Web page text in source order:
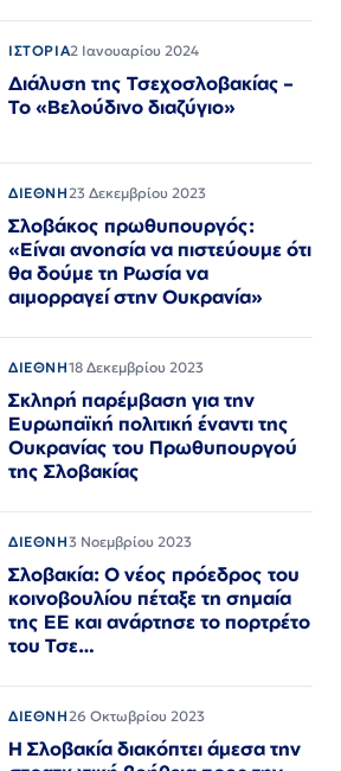
ΙΣΤΟΡΙΑ2 Ιανουαρίου 2024
Διάλυση της Τσεχοσλοβακίας –
Το «Βελούδινο διαζύγιο»
ΔΙΕΘΝΗ23 Δεκεμβρίου 2023
Σλοβάκος πρωθυπουργός:
«Είναι ανοησία να πιστεύουμε ότι
θα δούμε τη Ρωσία να
αιμορραγεί στην Ουκρανία»
ΔΙΕΘΝΗ18 Δεκεμβρίου 2023
Σκληρή παρέμβαση για την
Ευρωπαϊκή πολιτική έναντι της
Ουκρανίας του Πρωθυπουργού
της Σλοβακίας
ΔΙΕΘΝΗ3 Νοεμβρίου 2023
Σλοβακία: Ο νέος πρόεδρος του
κοινοβουλίου πέταξε τη σημαία
της ΕΕ και ανάρτησε το πορτρέτο
του Τσε…
ΔΙΕΘΝΗ26 Οκτωβρίου 2023
Η Σλοβακία διακόπτει άμεσα την